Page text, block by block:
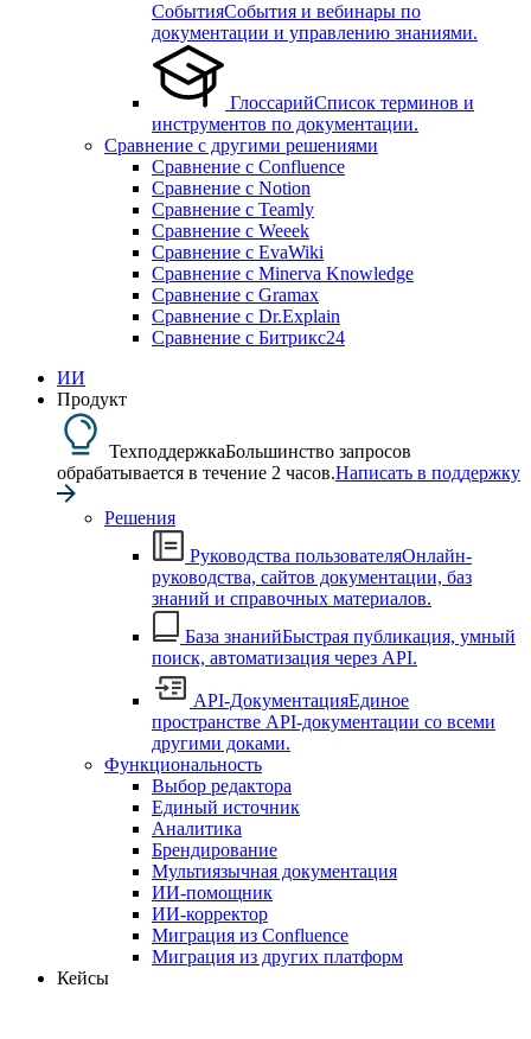
СобытияСобытия и вебинары по
документации и управлению знаниями.
ГлоссарийСписок терминов и
инструментов по документации.
Сравнение с другими решениями
Сравнение с Confluence
Сравнение с Notion
Сравнение с Teamly
Сравнение с Weeek
Сравнение с EvaWiki
Сравнение с Minerva Knowledge
Сравнение с Gramax
Сравнение с Dr.Explain
Сравнение с Битрикс24
ИИ
Продукт
ТехподдержкаБольшинство запросов
обрабатывается в течение 2 часов.Написать в поддержку
Решения
Руководства пользователяОнлайн-
руководства, сайтов документации, баз
знаний и справочных материалов.
База знанийБыстрая публикация, умный
поиск, автоматизация через API.
API-ДокументацияЕдиное
пространстве API-документации со всеми
другими доками.
Функциональность
Выбор редактора
Единый источник
Аналитика
Брендирование
Мультиязычная документация
ИИ-помощник
ИИ-корректор
Миграция из Confluence
Миграция из других платформ
Кейсы